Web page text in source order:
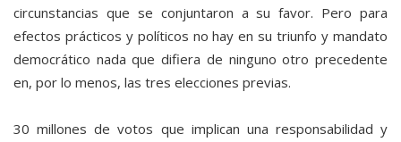
circunstancias que se conjuntaron a su favor. Pero para
efectos prácticos y políticos no hay en su triunfo y mandato
democrático nada que difiera de ninguno otro precedente
en, por lo menos, las tres elecciones previas.
30 millones de votos que implican una responsabilidad y